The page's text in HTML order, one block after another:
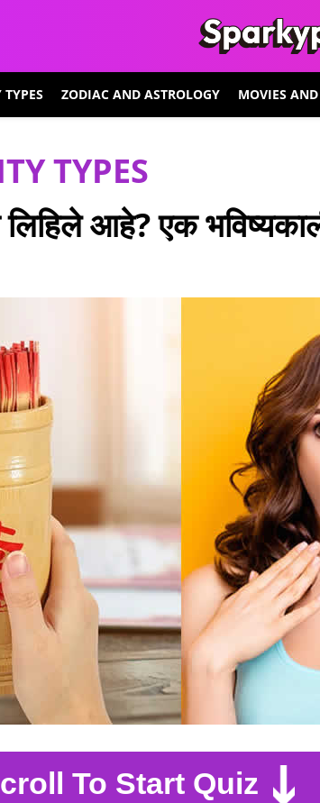
TYPES ZODIAC AND ASTROLOGY MOVIES
TYPES
आहे? एक
To Start Quiz